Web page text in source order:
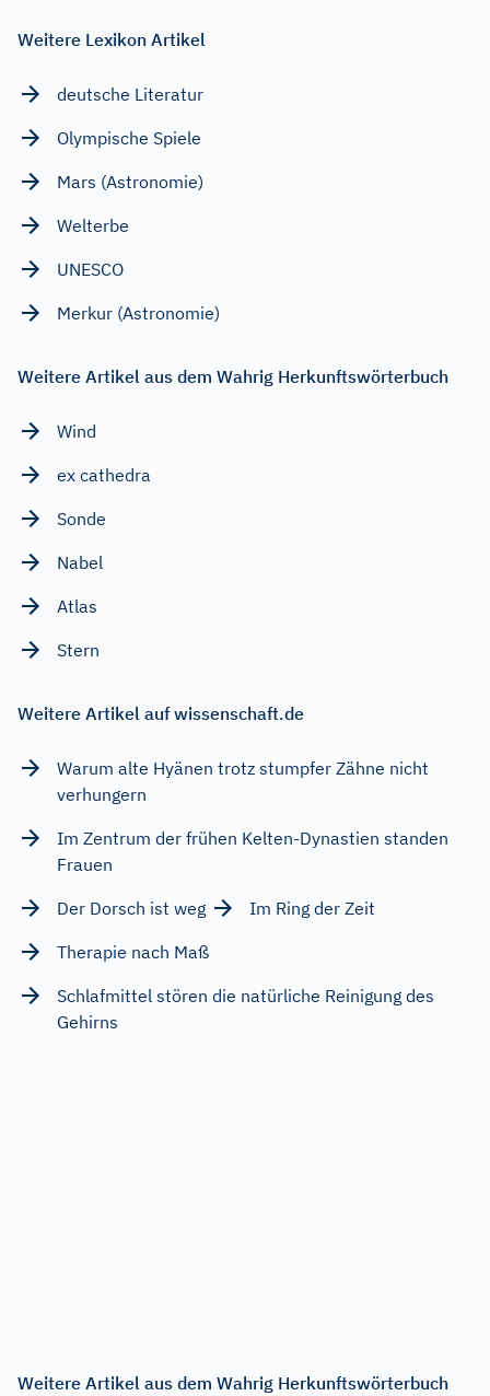
Weitere Lexikon Artikel
deutsche Literatur
Olympische Spiele
Mars (Astronomie)
Welterbe
UNESCO
Merkur (Astronomie)
Weitere Artikel aus dem Wahrig Herkunftswörterbuch
Wind
ex cathedra
Sonde
Nabel
Atlas
Stern
Weitere Artikel auf wissenschaft.de
Warum alte Hyänen trotz stumpfer Zähne nicht
verhungern
Im Zentrum der frühen Kelten-Dynastien standen
Frauen
Der Dorsch ist weg
Im Ring der Zeit
Therapie nach Maß
Schlafmittel stören die natürliche Reinigung des
Gehirns
Weitere Artikel aus dem Wahrig Herkunftswörterbuch